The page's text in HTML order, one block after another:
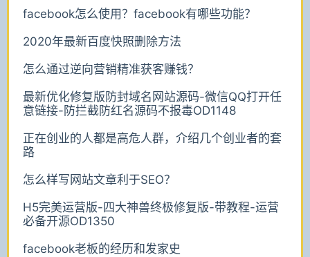
facebook怎么使用？facebook有哪些功能？
2020年最新百度快照删除方法
怎么通过逆向营销精准获客赚钱？
最新优化修复版防封域名网站源码-微信QQ打开任
意链接-防拦截防红名源码不报毒OD1148
正在创业的人都是高危人群，介绍几个创业者的套
路
怎么样写网站文章利于SEO？
H5完美运营版-四大神兽终极修复版-带教程-运营
必备开源OD1350
facebook老板的经历和发家史